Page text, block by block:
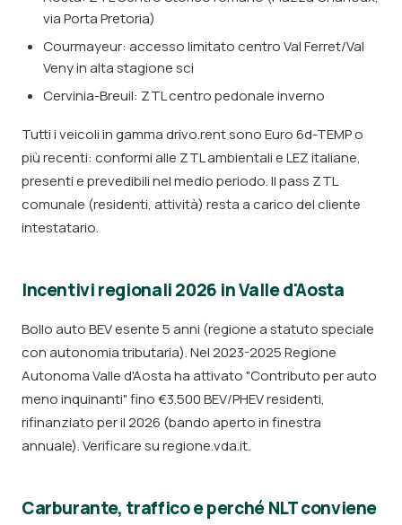
via Porta Pretoria)
Courmayeur: accesso limitato centro Val Ferret/Val
Veny in alta stagione sci
Cervinia-Breuil: ZTL centro pedonale inverno
Tutti i veicoli in gamma drivo.rent sono Euro 6d-TEMP o
più recenti: conformi alle ZTL ambientali e LEZ italiane,
presenti e prevedibili nel medio periodo. Il pass ZTL
comunale (residenti, attività) resta a carico del cliente
intestatario.
Incentivi regionali 2026 in Valle d'Aosta
Bollo auto BEV esente 5 anni (regione a statuto speciale
con autonomia tributaria). Nel 2023-2025 Regione
Autonoma Valle d'Aosta ha attivato "Contributo per auto
meno inquinanti" fino €3.500 BEV/PHEV residenti,
rifinanziato per il 2026 (bando aperto in finestra
annuale). Verificare su regione.vda.it.
Carburante, traffico e perché NLT conviene